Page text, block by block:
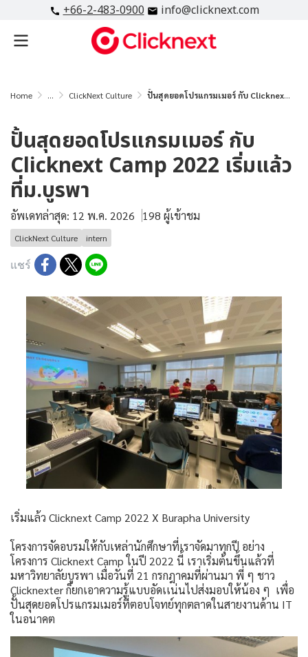
+66-2-483-0900 info@clicknext.com
Home ... ClickNext Culture ปั้นสุดยอดโปรแกรมเมอร์ กับ Clicknext Camp 2022 เริ่มแล้วที่ม.บูรพา
ปั้นสุดยอดโปรแกรมเมอร์ กับ
Clicknext Camp 2022 เริ่มแล้ว
ที่ม.บูรพา
อัพเดทล่าสุด: 12 พ.ค. 2026 198 ผู้เข้าชม
ClickNext Culture intern
แชร์
เริ่มแล้ว Clicknext Camp 2022 X Burapha University
โครงการจัดอบรมให้กับเหล่านักศึกษาที่เราจัดมาทุกปี อย่าง
โครงการ Clicknext Camp ในปี 2022 นี้ เราเริ่มต้นขึ้นแล้วที่
มหาวิทยาลัยบูรพา เมื่อวันที่ 21 กรกฎาคมที่ผ่านมา พี่ ๆ ชาว
Clicknexter ก็ยกเอาความรู้แบบอัดเเน่นไปส่งมอบให้น้อง ๆ เพื่อ
ปั้นสุดยอดโปรแกรมเมอร์ที่ตอบโจทย์ทุกตลาดในสายงานด้าน IT
ในอนาคต